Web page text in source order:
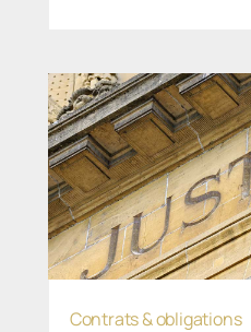
Contrats & obligations